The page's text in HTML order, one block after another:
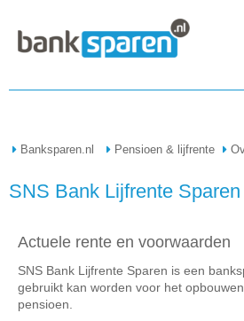
Banksparen.nl Pensioen & lijfrente
SNS Bank Lijfrente Sparen
Actuele rente en voorwaarden
SNS Bank Lijfrente Sparen is een
gebruikt kan worden voor het
pensioen.